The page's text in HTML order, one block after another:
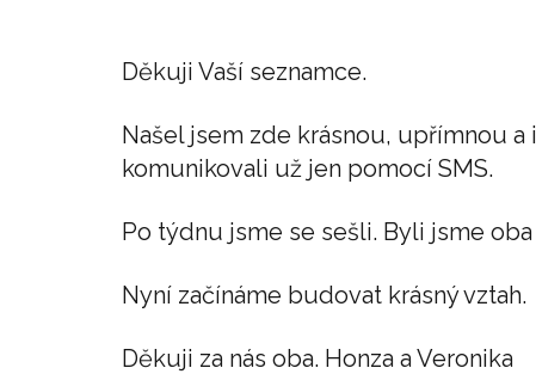
Děkuji Vaší seznamce.
Našel jsem zde krásnou, upřímnou
komunikovali už jen pomocí SMS.
Po týdnu jsme se sešli. Byli jsme
Nyní začínáme budovat krásný vztah.
Děkuji za nás oba. Honza a Veronika